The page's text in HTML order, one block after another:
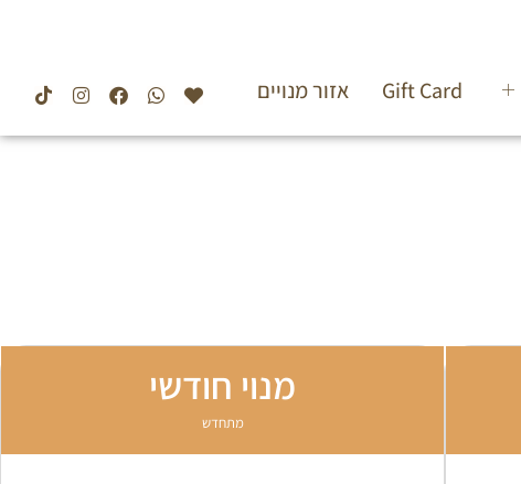
Gift Card אזור מנויים
מנוי חודשי
מתחדש